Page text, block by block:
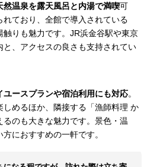
温泉を露天風呂と内湯で満喫可
ており、全館で導入されている
触りも魅力です。JR浜金谷駅や東京
、アクセスの良さも支持されてい
ユースプランや宿泊利用にも対応。
めるほか、隣接する「漁師料理 か
のも大きな魅力です。景色・温
におすすめの一軒です。